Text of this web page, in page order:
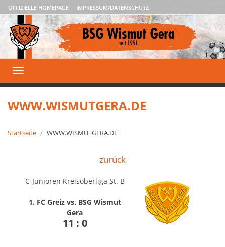
OFFIZIELLE HOMEPAGE IMPRESSUM/DATENSCHUTZ
Toggle
navigation
WWW.WISMUTGERA.DE
Startseite WWW.WISMUTGERA.DE
zurück
C-Junioren Kreisoberliga St. B
1. FC Greiz vs. BSG Wismut
Gera
11 : 0